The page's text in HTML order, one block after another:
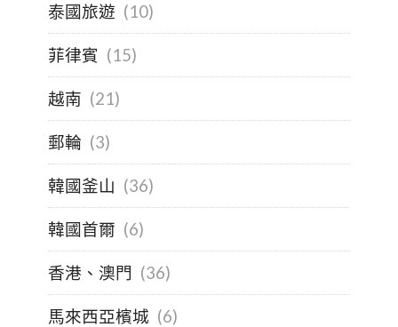
泰國旅遊 (10)
菲律賓 (15)
越南 (21)
郵輪 (3)
韓國釜山 (36)
韓國首爾 (6)
香港、澳門 (36)
馬來西亞檳城 (6)